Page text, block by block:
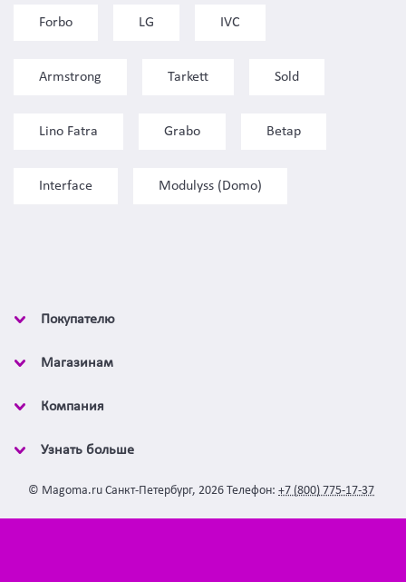
Forbo LG IVC
Armstrong Tarkett Sold
Lino Fatra Grabo Betap
Interface Modulyss (Domo)
Покупателю
Магазинам
Компания
Узнать больше
© Magoma.ru Санкт-Петербург, 2026 Телефон: +7 (800) 775-17-37